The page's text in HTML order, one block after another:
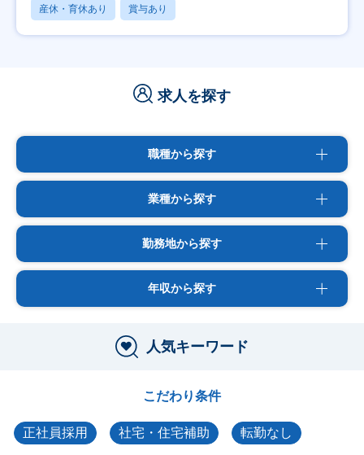
産休・育休あり 賞与あり
求人を探す
職種から探す
業種から探す
勤務地から探す
年収から探す
人気キーワード
こだわり条件
正社員採用 社宅・住宅補助 転勤なし